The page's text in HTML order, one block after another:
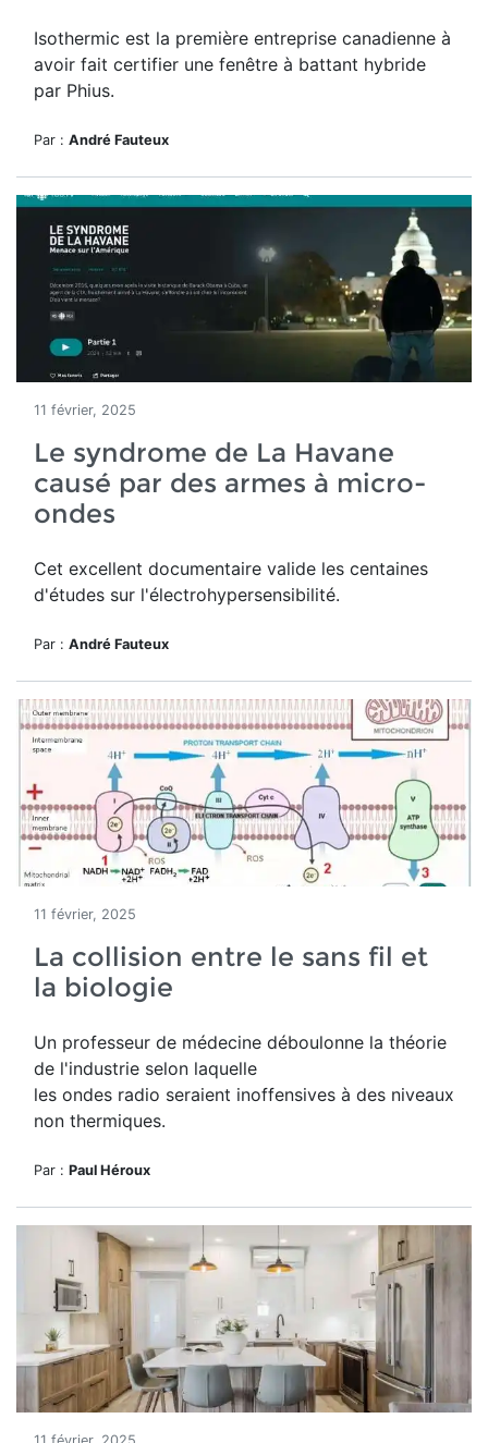
Isothermic est la première entreprise canadienne à
avoir fait certifier une fenêtre à battant hybride
par Phius.
Par : André Fauteux
11 février, 2025
Le syndrome de La Havane
causé par des armes à micro-
ondes
Cet excellent documentaire valide les centaines
d'études sur l'électrohypersensibilité.
Par : André Fauteux
11 février, 2025
La collision entre le sans fil et
la biologie
Un professeur de médecine déboulonne la théorie
de l'industrie selon laquelle
les ondes radio seraient inoffensives à des niveaux
non thermiques.
Par : Paul Héroux